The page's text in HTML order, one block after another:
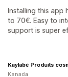
Installing this app
to 70€. Easy to
support is super
Kaylabé Produits
Kanada